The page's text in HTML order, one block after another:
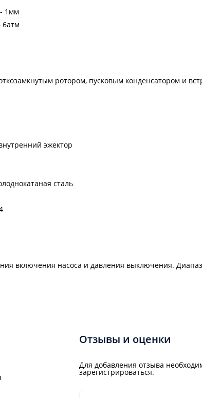
1мм
6атм
ротором, пусковым конденсатором и
эжектор
сталь
включения насоса и давления выключения.
Отзывы и оценки
Для добавления отзыва
зарегистрироваться.